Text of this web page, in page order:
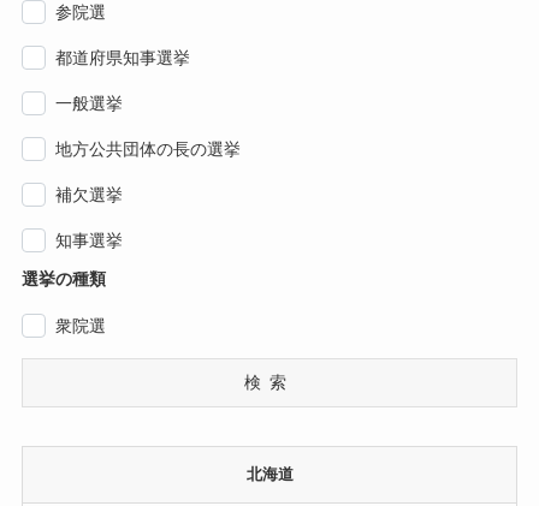
参院選
都道府県知事選挙
一般選挙
地方公共団体の長の選挙
補欠選挙
知事選挙
選挙の種類
衆院選
検索
北海道